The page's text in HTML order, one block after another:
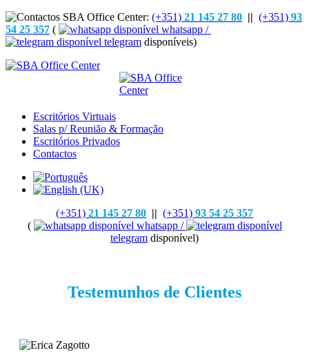
(+351) 21 145 27 80 || (+351) 93
54 25 357 (
whatsapp /
telegram disponíveis)
Escritórios Virtuais
Salas p/ Reunião & Formação
Escritórios Privados
Contactos
(+351) 21 145 27 80 || (+351) 93 54 25 357
(
whatsapp /
telegram disponível)
Testemunhos de Clientes